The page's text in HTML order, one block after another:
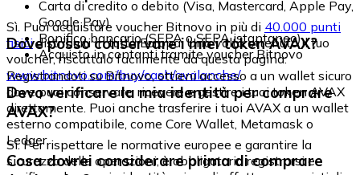
Carta di credito o debito (Visa, Mastercard, Apple Pay,
Google Pay)
Bonifico bancario (SEPA o SEPA istantaneo)
Acquisto in contanti tramite voucher Bitnovo
Sì. Puoi acquistare voucher Bitnovo in più di 40.000 punti
fisicidistribuiti in tutta Europa. Una volta ottenuto il tuo
voucher, riscattalo facilmente da questa pagina:
www.bitnovo.com/buy/cash/avalanche/
Dove posso conservare i miei token AVAX?
Registrandoti su Bitnovo, ottieni accesso a un wallet sicuro
dove puoi conservare, ricevere e gestire i tuoi token AVAX
direttamente. Puoi anche trasferire i tuoi AVAX a un wallet
esterno compatibile, come Core Wallet, Metamask o
Ledger.
Devo verificare la mia identità per comprare
AVAX?
Sì. Per rispettare le normative europee e garantire la
sicurezza delle operazioni, è obbligatorio registrarsi e
Cosa dovrei considerare prima di comprare